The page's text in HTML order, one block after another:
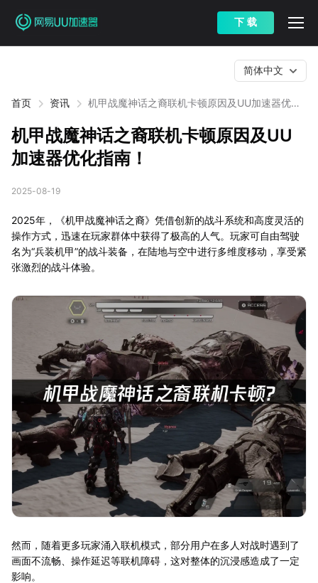
下 载
首页 资讯
机甲战魔神话之裔联机卡顿原因及UU加速器优化
简体中文
机甲战魔神话之裔联机卡顿原因及UU
加速器优化指南！
2025-08-19
2025年，《机甲战魔神话之裔》凭借创新的战斗系统和高度灵活的
操作方式，迅速在玩家群体中获得了极高的人气。玩家可自由驾驶
名为“兵装机甲”的战斗装备，在陆地与空中进行多维度移动，享受紧
张激烈的战斗体验。
然而，随着更多玩家涌入联机模式，部分用户在多人对战时遇到了
画面不流畅、操作延迟等联机障碍，这对整体的沉浸感造成了一定
影响。